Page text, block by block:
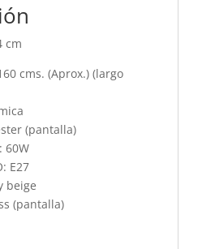
cm
cms. (Aprox.) (largo
(pantalla)
60W
E27
beige
(pantalla)